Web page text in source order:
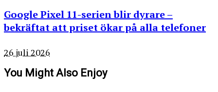
Google Pixel 11-serien blir dyrare –
bekräftat att priset ökar på alla telefoner
26 juli 2026
You Might Also Enjoy